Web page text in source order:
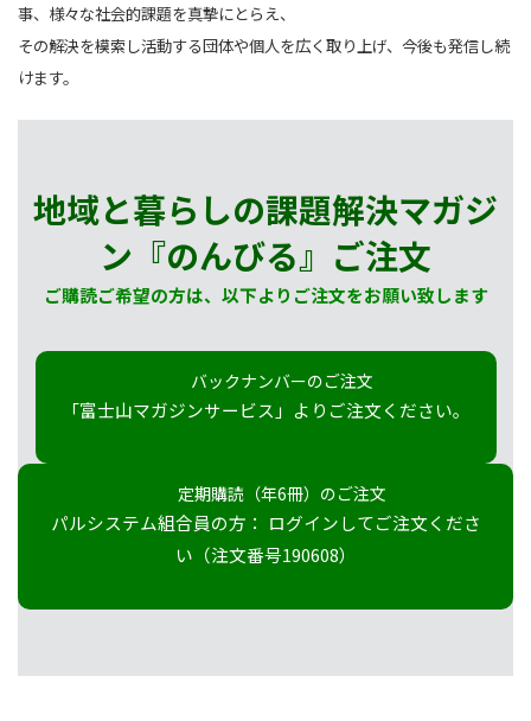
事、様々な社会的課題を真摯にとらえ、
その解決を模索し活動する団体や個人を広く取り上げ、今後も発信し続
けます。
地域と暮らしの課題解決マガジ
ン『のんびる』 ご注文
ご購読ご希望の方は、以下よりご注文をお願い致します
バックナンバーのご注文
「富士山マガジンサービス」よりご注文ください。
定期購読（年6冊）のご注文
パルシステム組合員の方： ログインしてご注文くださ
い（注文番号190608）